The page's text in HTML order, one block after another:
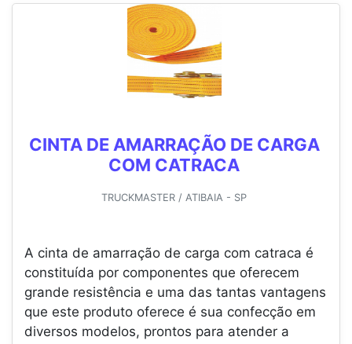
CINTA DE AMARRAÇÃO DE CARGA
COM CATRACA
TRUCKMASTER / ATIBAIA - SP
A cinta de amarração de carga com catraca é
constituída por componentes que oferecem
grande resistência e uma das tantas vantagens
que este produto oferece é sua confecção em
diversos modelos, prontos para atender a